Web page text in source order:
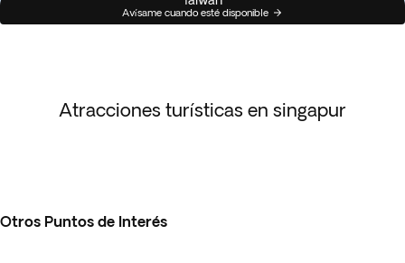
Avísame cuando esté disponible
Atracciones turísticas en singapur
Otros Puntos de Interés